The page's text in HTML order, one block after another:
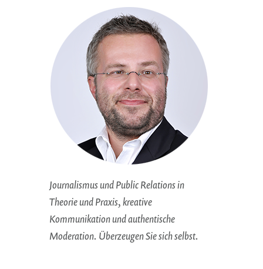
Journalismus und Public Relations in
Theorie und Praxis, kreative
Kommunikation und authentische
Moderation. Überzeugen Sie sich selbst.